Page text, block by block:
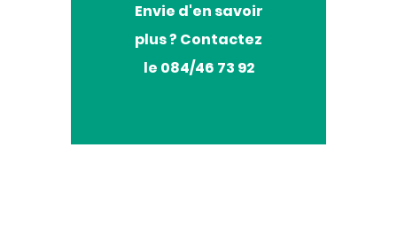
d'en
savoir
plus
Envie d'en savoir
plus ? Contactez
le 084/46 73 92